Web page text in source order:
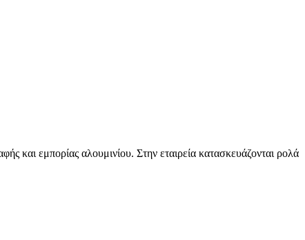
εμπορίας αλουμινίου. Στην εταιρεία κατασκευάζονται ρολά